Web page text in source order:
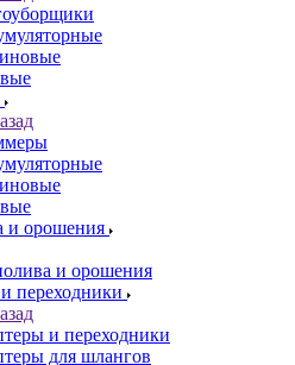
и орошения
и орошения
переходники
и переходники
для шлангов